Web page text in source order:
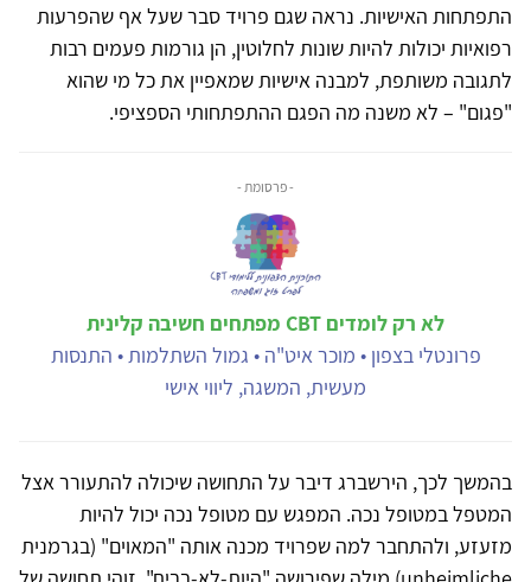
התפתחות האישיות. נראה שגם פרויד סבר שעל אף שהפרעות
רפואיות יכולות להיות שונות לחלוטין, הן גורמות פעמים רבות
לתגובה משותפת, למבנה אישיות שמאפיין את כל מי שהוא
"פגום" – לא משנה מה הפגם ההתפתחותי הספציפי.
- פרסומת -
לא רק לומדים CBT מפתחים חשיבה קלינית
פרונטלי בצפון • מוכר איט"ה • גמול השתלמות • התנסות
מעשית, המשגה, ליווי אישי
בהמשך לכך, הירשברג דיבר על התחושה שיכולה להתעורר אצל
המטפל במטופל נכה. המפגש עם מטופל נכה יכול להיות
מזעזע, ולהתחבר למה שפרויד מכנה אותה "המאוים" (בגרמנית